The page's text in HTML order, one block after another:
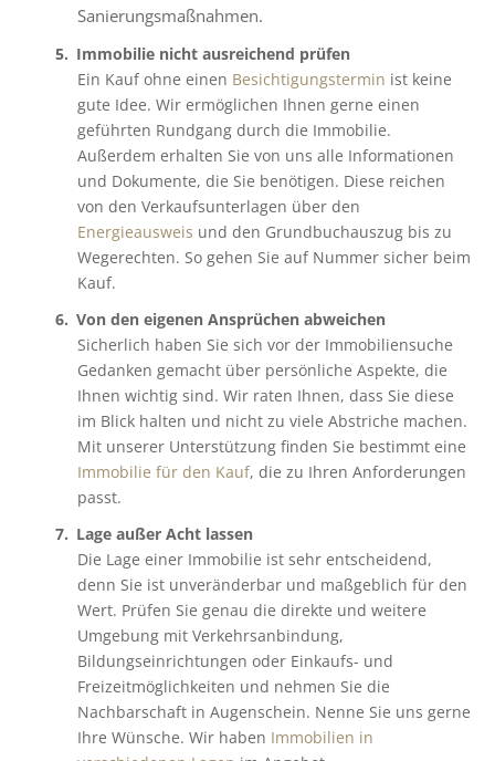
Sanierungsmaßnahmen.
Immobilie nicht ausreichend prüfen
Ein Kauf ohne einen Besichtigungstermin ist keine
gute Idee. Wir ermöglichen Ihnen gerne einen
geführten Rundgang durch die Immobilie.
Außerdem erhalten Sie von uns alle Informationen
und Dokumente, die Sie benötigen. Diese reichen
von den Verkaufsunterlagen über den
Energieausweis und den Grundbuchauszug bis zu
Wegerechten. So gehen Sie auf Nummer sicher beim
Kauf.
Von den eigenen Ansprüchen abweichen
Sicherlich haben Sie sich vor der Immobiliensuche
Gedanken gemacht über persönliche Aspekte, die
Ihnen wichtig sind. Wir raten Ihnen, dass Sie diese
im Blick halten und nicht zu viele Abstriche machen.
Mit unserer Unterstützung finden Sie bestimmt eine
Immobilie für den Kauf, die zu Ihren Anforderungen
passt.
Lage außer Acht lassen
Die Lage einer Immobilie ist sehr entscheidend,
denn Sie ist unveränderbar und maßgeblich für den
Wert. Prüfen Sie genau die direkte und weitere
Umgebung mit Verkehrsanbindung,
Bildungseinrichtungen oder Einkaufs- und
Freizeitmöglichkeiten und nehmen Sie die
Nachbarschaft in Augenschein. Nenne Sie uns gerne
Ihre Wünsche. Wir haben Immobilien in